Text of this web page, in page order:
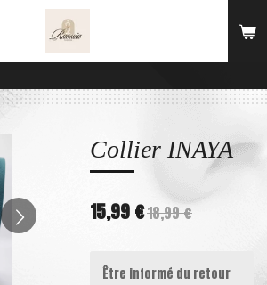
Collier INAYA
15,99 €18,99 €
Être informé du retour